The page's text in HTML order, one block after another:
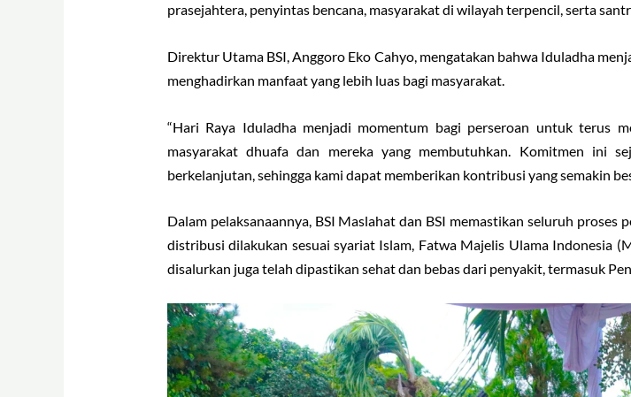
prasejahtera, penyintas bencana, masyarakat di wilayah terpencil, serta
Direktur Utama BSI, Anggoro Eko Cahyo, mengatakan bahwa Iduladha
menghadirkan manfaat yang lebih luas bagi masyarakat.
“Hari Raya Iduladha menjadi momentum bagi perseroan untuk terus
masyarakat dhuafa dan mereka yang membutuhkan. Komitmen ini
berkelanjutan, sehingga kami dapat memberikan kontribusi yang semakin
Dalam pelaksanaannya, BSI Maslahat dan BSI memastikan seluruh
distribusi dilakukan sesuai syariat Islam, Fatwa Majelis Ulama Indonesia
disalurkan juga telah dipastikan sehat dan bebas dari penyakit, termasuk